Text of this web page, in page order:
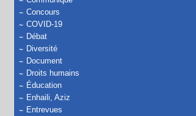
Concours
COVID-19
Débat
Diversité
Document
Droits humains
Éducation
Enhaili, Aziz
Entrevues